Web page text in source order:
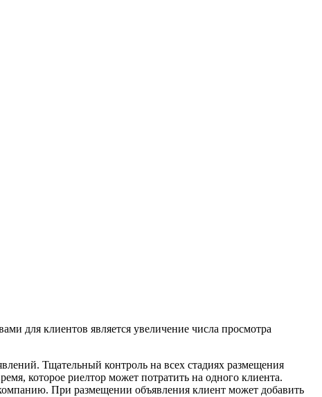
для клиентов является увеличение числа просмотра
Тщательный контроль на всех стадиях размещения
которое риелтор может потратить на одного клиента.
При размещении объявления клиент может добавить